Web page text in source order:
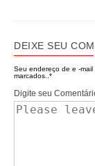
DEIXE SEU
Seu endereço de e -mail
marcados.. *
Digite seu